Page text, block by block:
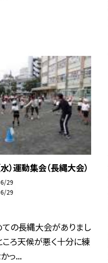
）運動集会（長縄大会）
29
29
の長縄大会がありまし
ころ天候が悪く十分に練
っ...